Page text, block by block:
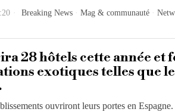
Breaking News · Mag & communauté ·
28 hôtels cette année et
exotiques telles que
ouvriront leurs portes en